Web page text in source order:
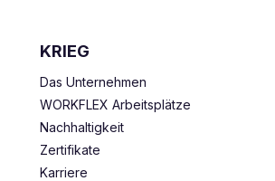
KRIEG
Das Unternehmen
WORKFLEX Arbeitsplätze
Nachhaltigkeit
Zertifikate
Karriere